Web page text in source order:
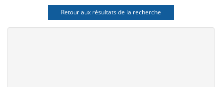
Retour aux résultats de la recherche